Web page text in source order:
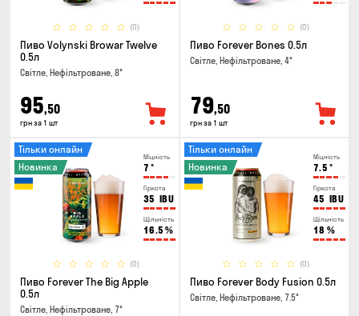
(0)
Пиво Volynski Browar Twelve
0.5л
Світле, Нефільтроване, 8°
95,50
грн за 1 шт
(0)
Пиво Forever Bones 0.5л
Світле, Нефільтроване, 4°
79,50
грн за 1 шт
Міцність
7 °
Гіркота
35 IBU
Щільність
16.5 %
(0)
Тільки онлайн
Новинка
Пиво Forever The Big Apple
0.5л
Світле, Нефільтроване, 7°
Міцність
7.5 °
Гіркота
45 IBU
Щільність
18 %
(0)
Тільки онлайн
Новинка
Пиво Forever Body Fusion 0.5л
Світле, Нефільтроване, 7.5°